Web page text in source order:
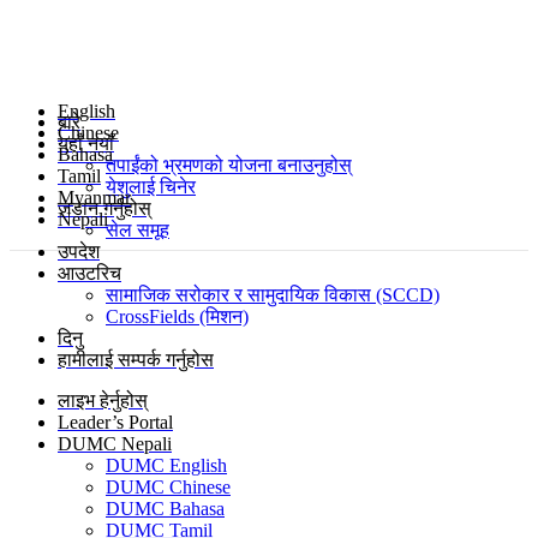
बारे
यहाँ नयाँ
तपाईंको भ्रमणको योजना बनाउनुहोस्
येशुलाई चिनेर
जडान गर्नुहोस्
सेल समूह
उपदेश
आउटरिच
सामाजिक सरोकार र सामुदायिक विकास (SCCD)
CrossFields (मिशन)
दिनु
हामीलाई सम्पर्क गर्नुहोस
लाइभ हेर्नुहोस्
Leader’s Portal
DUMC Nepali
DUMC English
DUMC Chinese
DUMC Bahasa
DUMC Tamil
English
Chinese
Bahasa
Tamil
Myanmar
Nepali